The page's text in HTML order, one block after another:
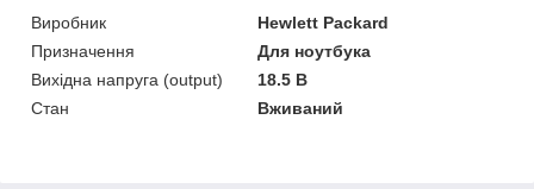
Виробник
Hewlett Packard
Призначення
Для ноутбука
Вихідна напруга (output)
18.5 В
Стан
Вживаний